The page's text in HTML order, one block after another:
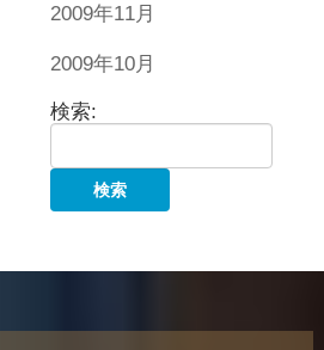
2009年11月
2009年10月
検索: